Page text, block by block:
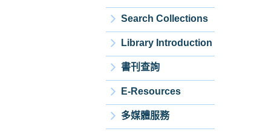
Search Collections
Library Introduction
書刊查詢
E-Resources
多媒體服務